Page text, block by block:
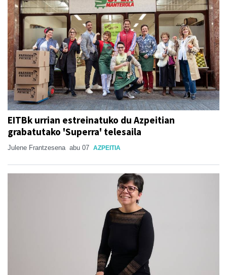
EITBk urrian estreinatuko du Azpeitian
grabatutako 'Superra' telesaila
Julene Frantzesena abu 07 AZPEITIA